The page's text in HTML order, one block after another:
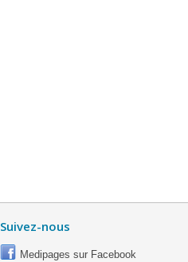
Suivez-nous
Medipages sur Facebook